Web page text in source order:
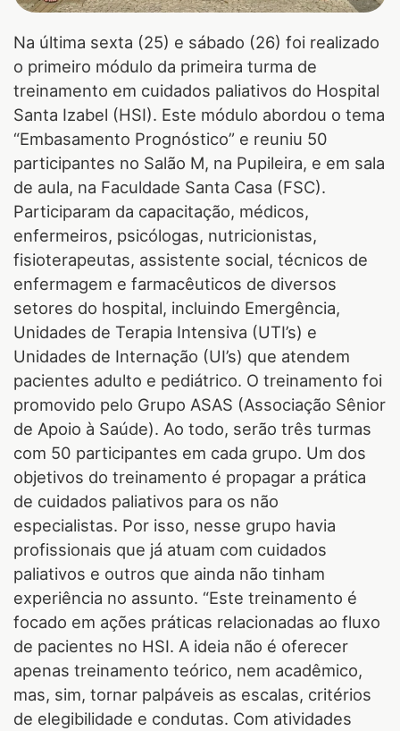
Na última sexta (25) e sábado (26) foi realizado
o primeiro módulo da primeira turma de
treinamento em cuidados paliativos do Hospital
Santa Izabel (HSI). Este módulo abordou o tema
“Embasamento Prognóstico” e reuniu 50
participantes no Salão M, na Pupileira, e em sala
de aula, na Faculdade Santa Casa (FSC).
Participaram da capacitação, médicos,
enfermeiros, psicólogas, nutricionistas,
fisioterapeutas, assistente social, técnicos de
enfermagem e farmacêuticos de diversos
setores do hospital, incluindo Emergência,
Unidades de Terapia Intensiva (UTI’s) e
Unidades de Internação (UI’s) que atendem
pacientes adulto e pediátrico. O treinamento foi
promovido pelo Grupo ASAS (Associação Sênior
de Apoio à Saúde). Ao todo, serão três turmas
com 50 participantes em cada grupo. Um dos
objetivos do treinamento é propagar a prática
de cuidados paliativos para os não
especialistas. Por isso, nesse grupo havia
profissionais que já atuam com cuidados
paliativos e outros que ainda não tinham
experiência no assunto. “Este treinamento é
focado em ações práticas relacionadas ao fluxo
de pacientes no HSI. A ideia não é oferecer
apenas treinamento teórico, nem acadêmico,
mas, sim, tornar palpáveis as escalas, critérios
de elegibilidade e condutas. Com atividades